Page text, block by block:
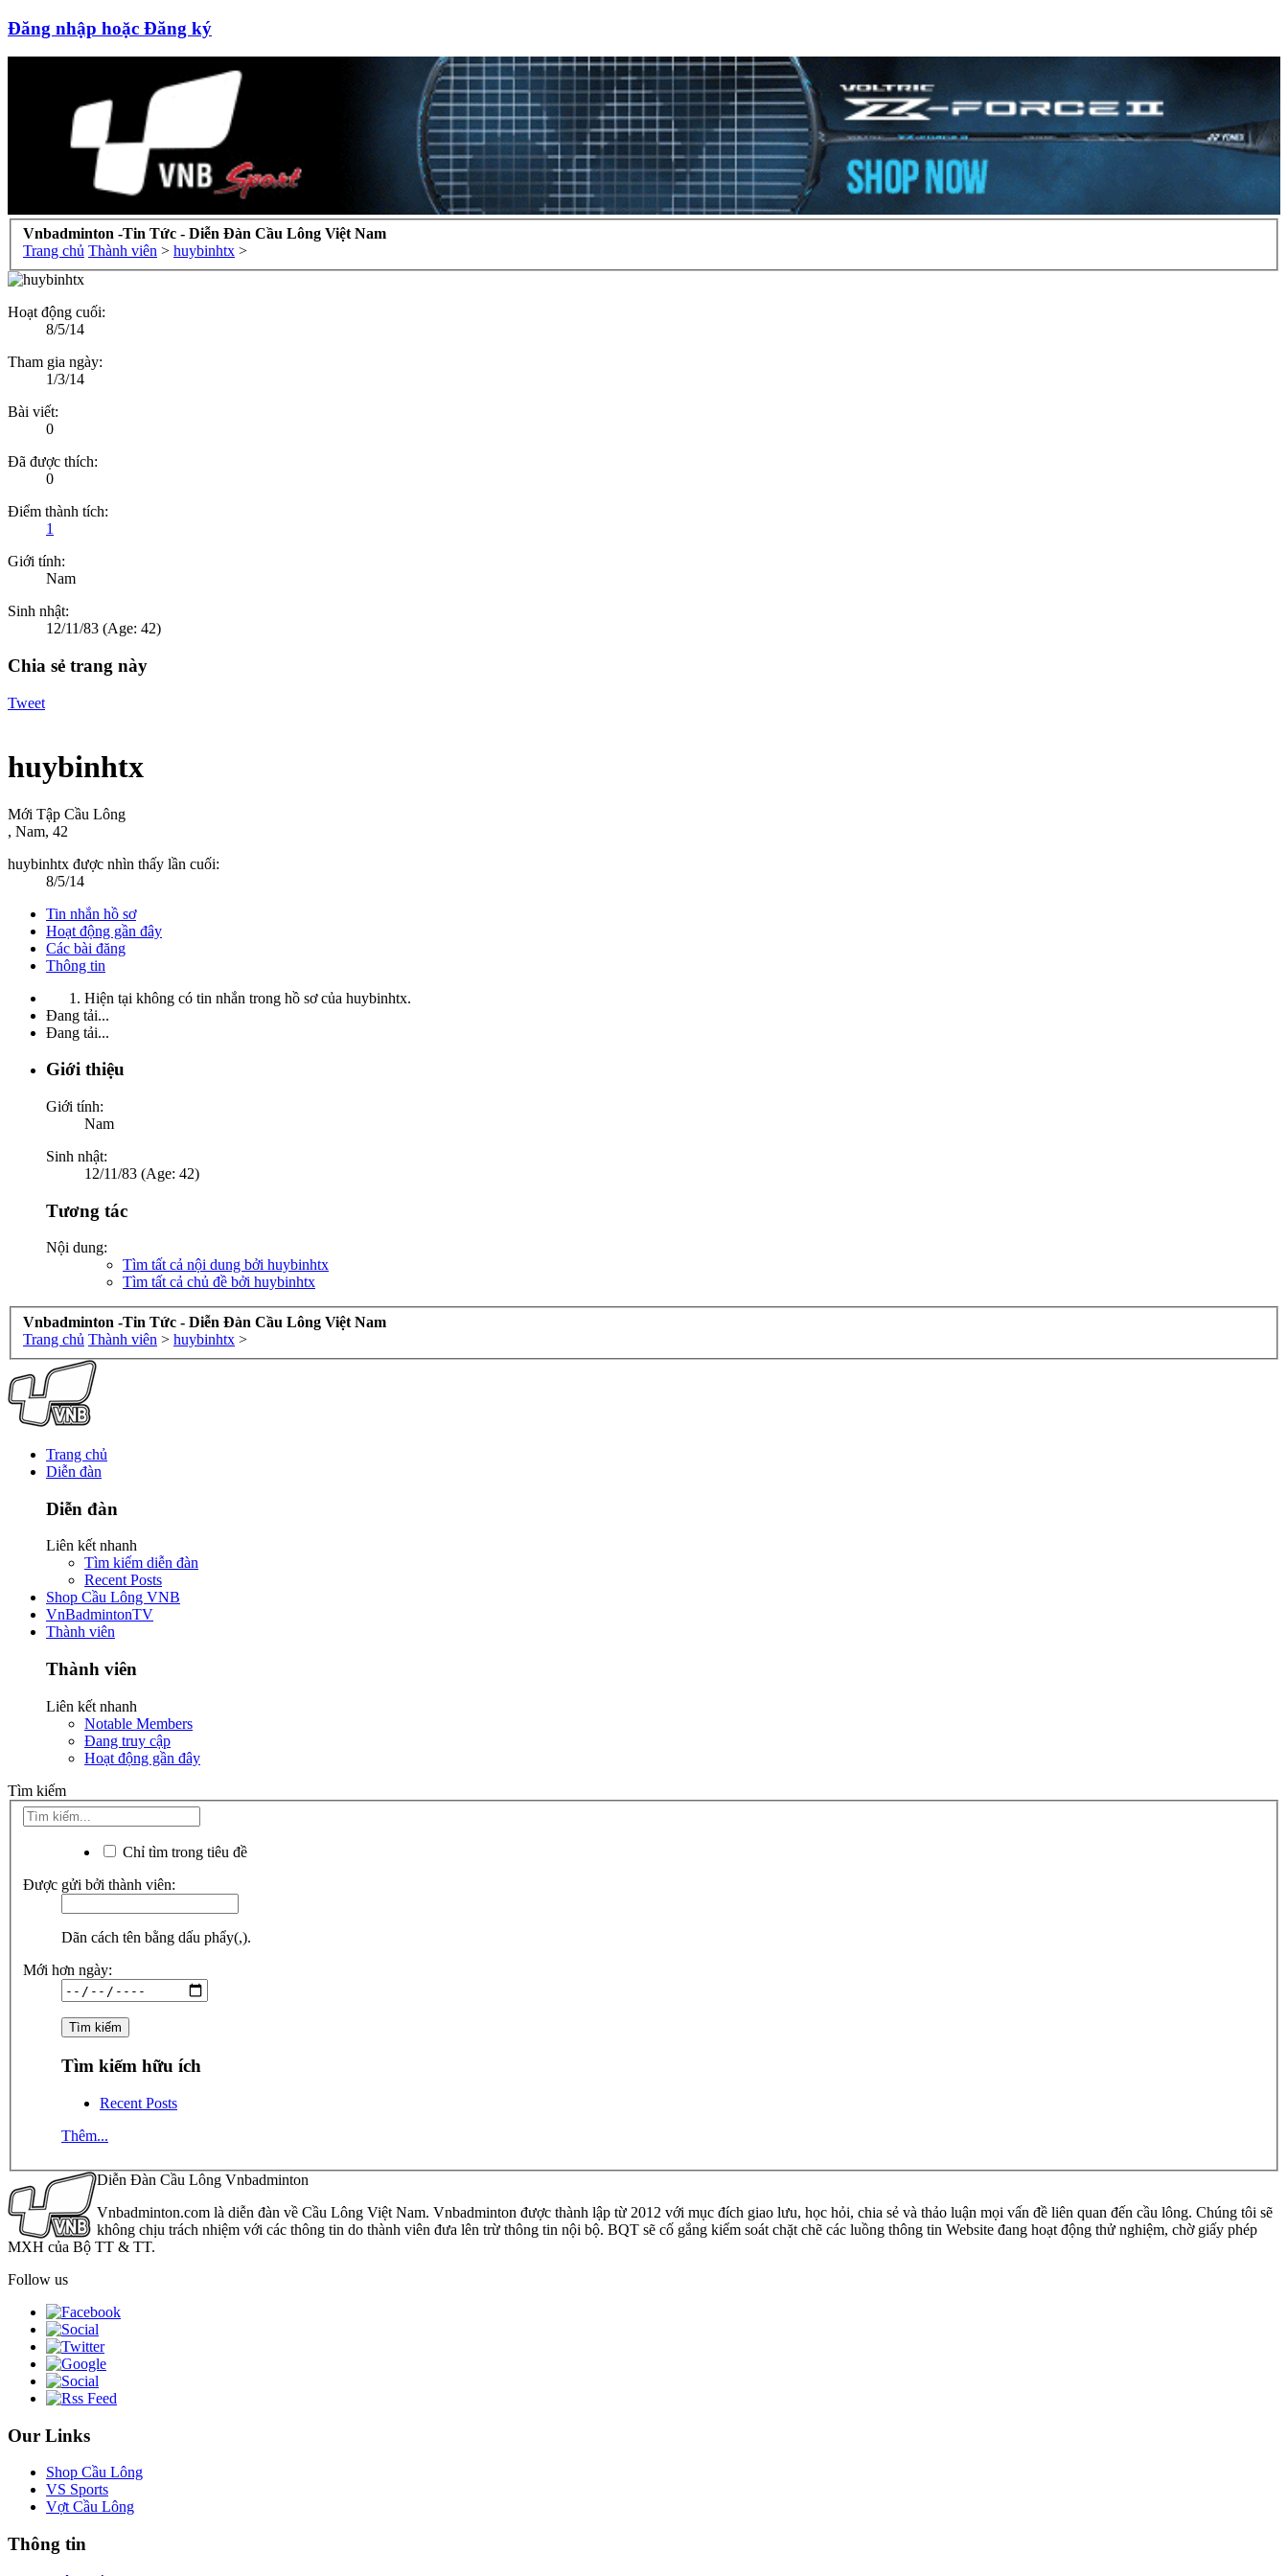
Đăng nhập hoặc Đăng ký
Vnbadminton -Tin Tức - Diễn Đàn Cầu Lông Việt Nam
Trang chủ Thành viên > huybinhtx >
Hoạt động cuối:
8/5/14
Tham gia ngày:
1/3/14
Bài viết:
0
Đã được thích:
0
Điểm thành tích:
1
Giới tính:
Nam
Sinh nhật:
12/11/83 (Age: 42)
Chia sẻ trang này
Tweet
huybinhtx
Mới Tập Cầu Lông
, Nam, 42
huybinhtx được nhìn thấy lần cuối:
8/5/14
Tin nhắn hồ sơ
Hoạt động gần đây
Các bài đăng
Thông tin
Hiện tại không có tin nhắn trong hồ sơ của huybinhtx.
Đang tải...
Đang tải...
Giới thiệu
Giới tính:
Nam
Sinh nhật:
12/11/83 (Age: 42)
Tương tác
Nội dung:
Tìm tất cả nội dung bởi huybinhtx
Tìm tất cả chủ đề bởi huybinhtx
Vnbadminton -Tin Tức - Diễn Đàn Cầu Lông Việt Nam
Trang chủ Thành viên > huybinhtx >
Trang chủ
Diễn đàn
Diễn đàn
Liên kết nhanh
Tìm kiếm diễn đàn
Recent Posts
Shop Cầu Lông VNB
VnBadmintonTV
Thành viên
Thành viên
Liên kết nhanh
Notable Members
Đang truy cập
Hoạt động gần đây
Tìm kiếm
Chỉ tìm trong tiêu đề
Được gửi bởi thành viên:
Dãn cách tên bằng dấu phẩy(,).
Mới hơn ngày:
Tìm kiếm hữu ích
Recent Posts
Thêm...
Diễn Đàn Cầu Lông Vnbadminton
Vnbadminton.com là diễn đàn về Cầu Lông Việt Nam. Vnbadminton được thành lập từ 2012 với mục đích giao lưu, học hỏi, chia sẻ và thảo luận mọi vấn đề liên quan đến cầu lông. Chúng tôi sẽ
không chịu trách nhiệm với các thông tin do thành viên đưa lên trừ thông tin nội bộ. BQT sẽ cố gắng kiểm soát chặt chẽ các luồng thông tin Website đang hoạt động thử nghiệm, chờ giấy phép
MXH của Bộ TT & TT.
Follow us
Our Links
Shop Cầu Lông
VS Sports
Vợt Cầu Lông
Thông tin